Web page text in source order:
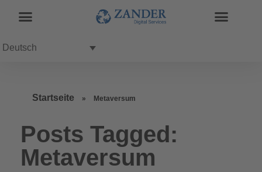
Deutsch
Startseite » Metaversum
Posts Tagged:
Metaversum